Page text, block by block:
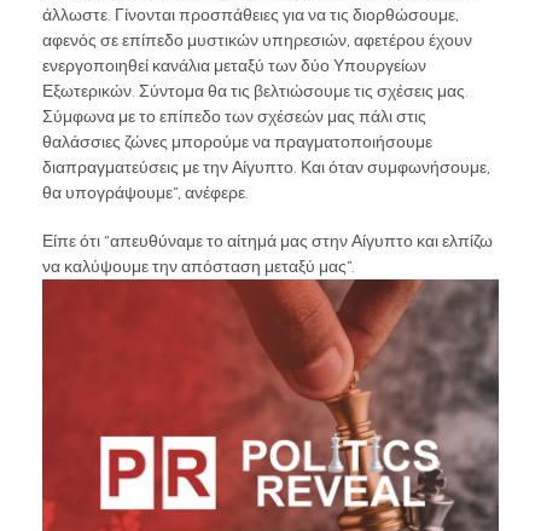
άλλωστε. Γίνονται προσπάθειες για να τις διορθώσουμε,
αφενός σε επίπεδο μυστικών υπηρεσιών, αφετέρου έχουν
ενεργοποιηθεί κανάλια μεταξύ των δύο Υπουργείων
Εξωτερικών. Σύντομα θα τις βελτιώσουμε τις σχέσεις μας.
Σύμφωνα με το επίπεδο των σχέσεών μας πάλι στις
θαλάσσιες ζώνες μπορούμε να πραγματοποιήσουμε
διαπραγματεύσεις με την Αίγυπτο. Και όταν συμφωνήσουμε,
θα υπογράψουμε”, ανέφερε.
Είπε ότι “απευθύναμε το αίτημά μας στην Αίγυπτο και ελπίζω
να καλύψουμε την απόσταση μεταξύ μας”.